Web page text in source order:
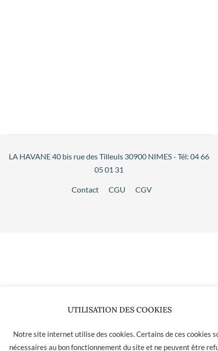
LA HAVANE 40 bis rue des Tilleuls 30900 NIMES - Tél: 04 66
05 01 31
Contact CGU CGV
UTILISATION DES COOKIES
Notre site internet utilise des cookies. Certains de ces cookies
nécessaires au bon fonctionnement du site et ne peuvent être